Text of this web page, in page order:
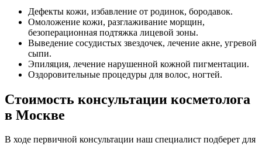
Дефекты кожи, избавление от родинок, бородавок.
Омоложение кожи, разглаживание морщин,
безоперационная подтяжка лицевой зоны.
Выведение сосудистых звездочек, лечение акне, угревой
сыпи.
Эпиляция, лечение нарушенной кожной пигментации.
Оздоровительные процедуры для волос, ногтей.
Стоимость консультации косметолога
в Москве
В ходе первичной консультации наш специалист подберет для